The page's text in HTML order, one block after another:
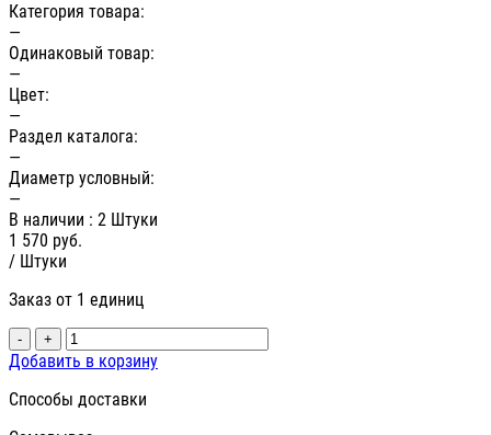
Категория товара:
—
Одинаковый товар:
—
Цвет:
—
Раздел каталога:
—
Диаметр условный:
—
В наличии : 2 Штуки
1 570 руб.
/ Штуки
Заказ от 1 единиц
- +
Добавить в корзину
Способы доставки